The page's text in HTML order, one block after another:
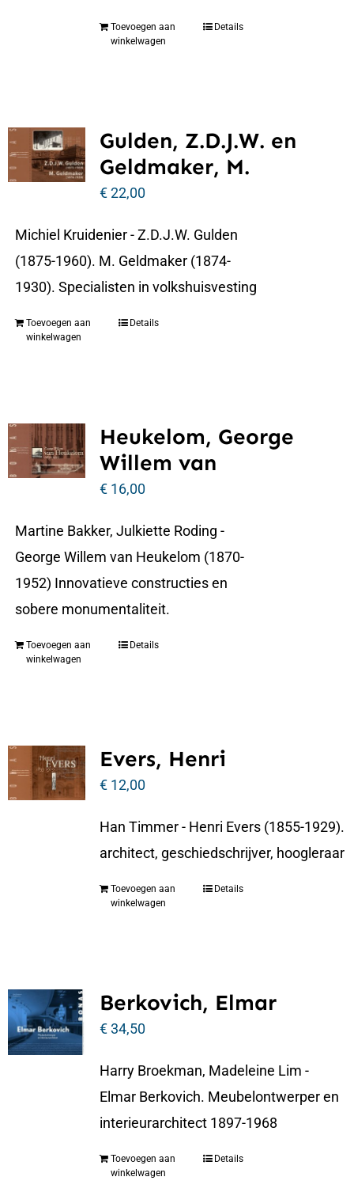
Toevoegen aan
winkelwagen
Details
Gulden, Z.D.J.W. en
Geldmaker, M.
€22,00
Michiel Kruidenier - Z.D.J.W. Gulden
(1875-1960). M. Geldmaker (1874-
1930). Specialisten in volkshuisvesting
Toevoegen aan
winkelwagen
Details
Heukelom, George
Willem van
€16,00
Martine Bakker, Julkiette Roding -
George Willem van Heukelom (1870-
1952) Innovatieve constructies en
sobere monumentaliteit.
Toevoegen aan
winkelwagen
Details
Evers, Henri
€12,00
Han Timmer - Henri Evers (1855-1929).
architect, geschiedschrijver, hoogleraar
Toevoegen aan
winkelwagen
Details
Berkovich, Elmar
€34,50
Harry Broekman, Madeleine Lim -
Elmar Berkovich. Meubelontwerper en
interieurarchitect 1897-1968
Toevoegen aan
winkelwagen
Details